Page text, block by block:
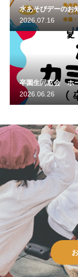
水あそびデーのお
2026.07.16
卒園生同窓会 ホ
2026.06.26